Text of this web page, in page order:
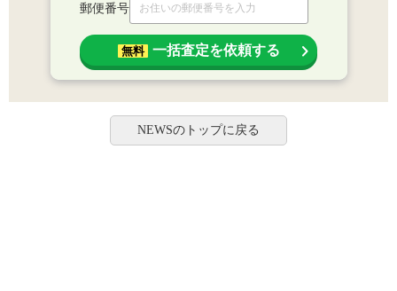
郵便番号
無料 一括査定を依頼する
NEWSのトップに戻る